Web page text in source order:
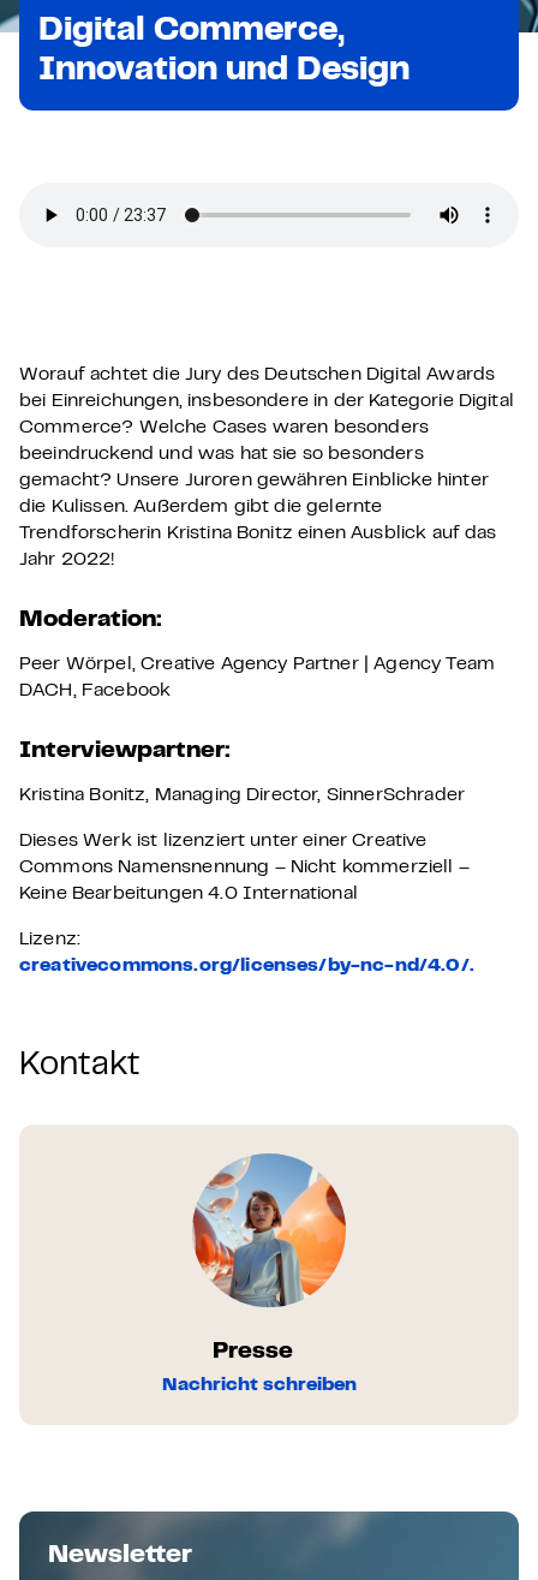
Digital Commerce,
Innovation und Design
Worauf achtet die Jury des Deutschen Digital Awards
bei Einreichungen, insbesondere in der Kategorie Digital
Commerce? Welche Cases waren besonders
beeindruckend und was hat sie so besonders
gemacht? Unsere Juroren gewähren Einblicke hinter
die Kulissen. Außerdem gibt die gelernte
Trendforscherin Kristina Bonitz einen Ausblick auf das
Jahr 2022!
Moderation:
Peer Wörpel, Creative Agency Partner | Agency Team
DACH, Facebook
Interviewpartner:
Kristina Bonitz, Managing Director, SinnerSchrader
Dieses Werk ist lizenziert unter einer Creative
Commons Namensnennung – Nicht kommerziell –
Keine Bearbeitungen 4.0 International
Lizenz:
creativecommons.org/licenses/by-nc-nd/4.0/.
Kontakt
Presse
Nachricht schreiben
Newsletter